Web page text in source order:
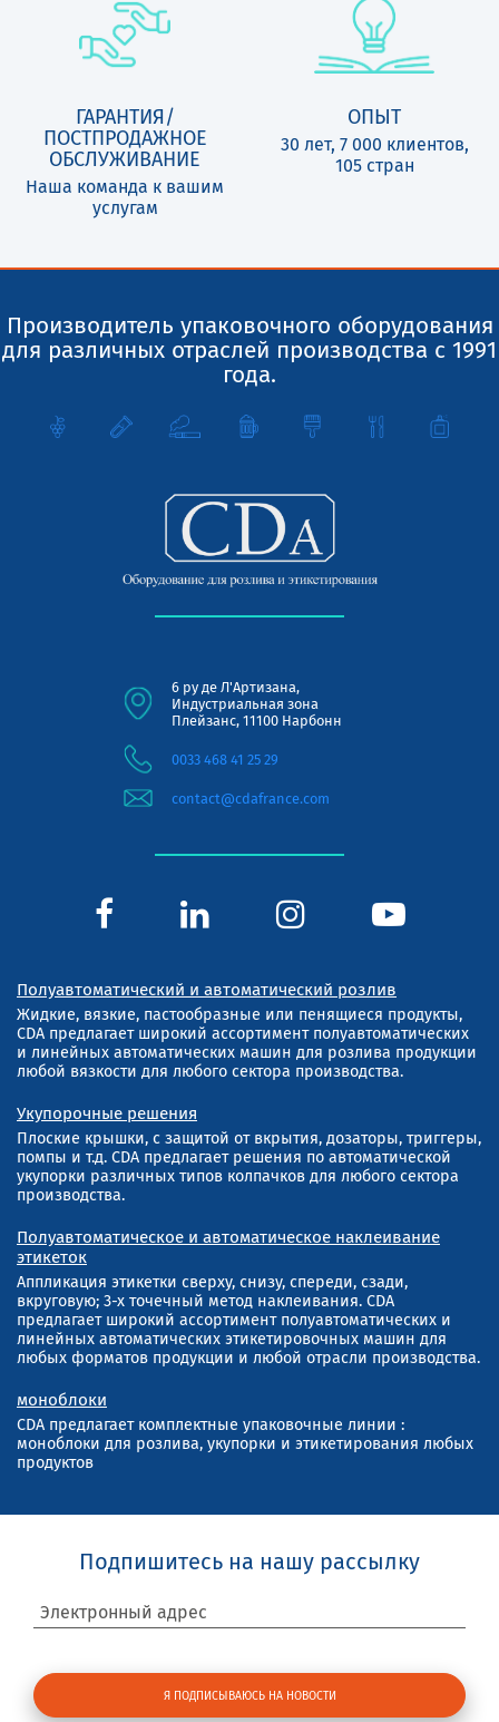
ГАРАНТИЯ/
ПОСТПРОДАЖНОЕ
ОБСЛУЖИВАНИЕ
Наша команда к вашим
услугам
ОПЫТ
30 лет, 7 000 клиентов,
105 стран
Производитель упаковочного оборудования
для различных отраслей производства с 1991
года.
6 ру де Л'Артизана,
Индустриальная зона
Плейзанс, 11100 Нарбонн
0033 468 41 25 29
contact@cdafrance.com
Полуавтоматический и автоматический розлив
Жидкие, вязкие, пастообразные или пенящиеся продукты,
CDA предлагает широкий ассортимент полуавтоматических
и линейных автоматических машин для розлива продукции
любой вязкости для любого сектора производства.
Укупорочные решения
Плоские крышки, с защитой от вкрытия, дозаторы, триггеры,
помпы и т.д. CDA предлагает решения по автоматической
укупорки различных типов колпачков для любого сектора
производства.
Полуавтоматическое и автоматическое наклеивание
этикеток
Аппликация этикетки сверху, снизу, спереди, сзади,
вкруговую; 3-х точечный метод наклеивания. CDA
предлагает широкий ассортимент полуавтоматических и
линейных автоматических этикетировочных машин для
любых форматов продукции и любой отрасли производства.
моноблоки
CDA предлагает комплектные упаковочные линии :
моноблоки для розлива, укупорки и этикетирования любых
продуктов
Подпишитесь на нашу рассылку
Электронный адрес